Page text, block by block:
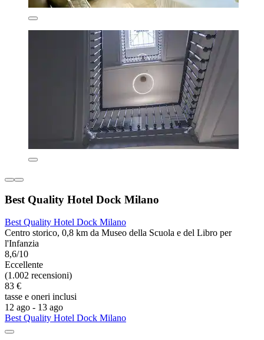
Best Quality Hotel Dock Milano
Best Quality Hotel Dock Milano
Centro storico, 0,8 km da Museo della Scuola e del Libro per
l'Infanzia
8,6/10
Eccellente
(1.002 recensioni)
83 €
tasse e oneri inclusi
12 ago - 13 ago
Best Quality Hotel Dock Milano